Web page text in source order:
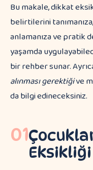
Bu makale, dikkat
belirtilerini
anlamanıza ve pratik
yaşamda
bir rehber sunar.
alınması gerektiğive
da bilgi edineceksiniz.
01